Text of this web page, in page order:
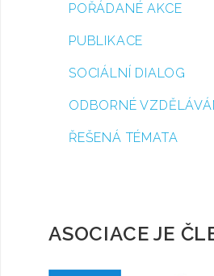
POŘÁDANÉ AKCE
PUBLIKACE
SOCIÁLNÍ DIALOG
ODBORNÉ
ŘEŠENÁ TÉMATA
ASOCIACE JE